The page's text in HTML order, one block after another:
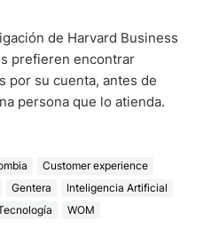
de Harvard Business
prefieren encontrar
por su cuenta, antes de
persona que lo atienda.
Customer experience
Gentera
Inteligencia Artificial
WOM